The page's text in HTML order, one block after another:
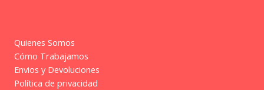
Quienes Somos
Cómo Trabajamos
Envios y Devoluciones
Política de privacidad